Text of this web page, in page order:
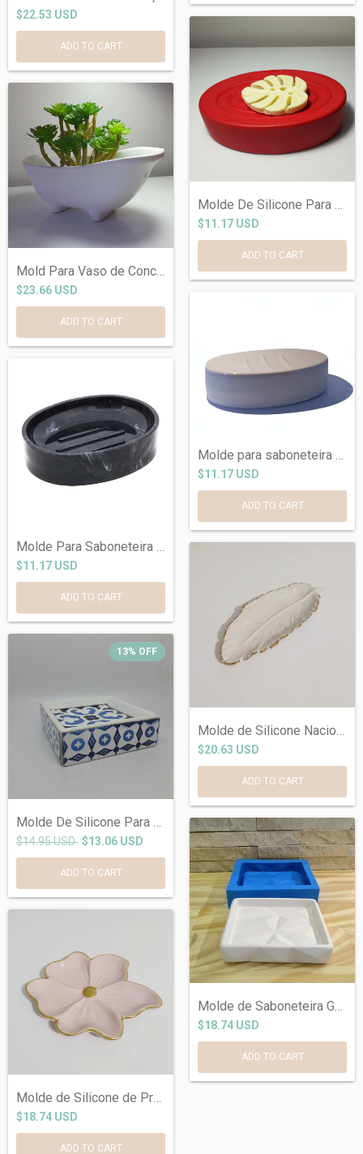
$22.53 USD
Mold Para Vaso de Concreto Banheira.
$23.66 USD
Molde De Silicone Para Porta Sabonetes d...
$11.17 USD
Molde Para Saboneteira Ref719
$11.17 USD
$11.17 USD
13% OFF
Molde De Silicone Para Saboneteira portu...
$14.95 USD $13.06 USD
Molde de Silicone Nacional de Bandeja Fo...
$20.63 USD
Molde de Silicone de Prato Flor em Silic...
$18.74 USD
Molde de Saboneteira Geométrica Ref-538
$18.74 USD